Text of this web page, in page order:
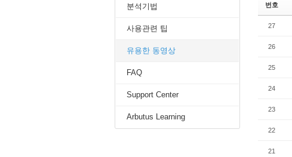
분석기법
사용관련 팁
유용한 동영상
FAQ
Support Center
Arbutus Learning
번호
27
26
25
24
23
22
21